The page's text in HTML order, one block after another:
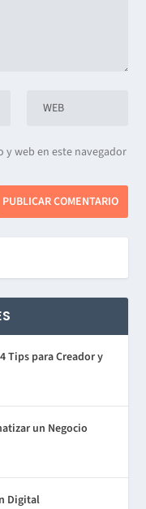
web en este navegador
Tips para Creador y
un Negocio
Digital